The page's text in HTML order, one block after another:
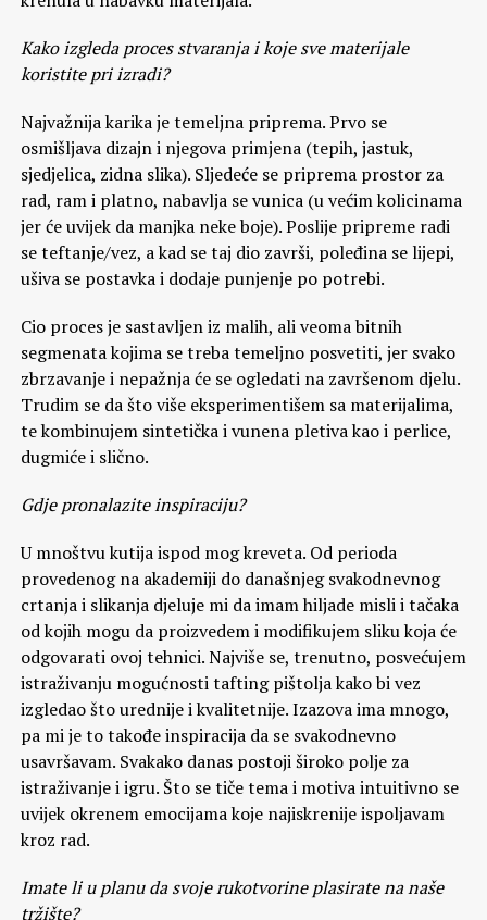
Kako izgleda proces stvaranja i koje sve materijale
koristite pri izradi?
Najvažnija karika je temeljna priprema. Prvo se
osmišljava dizajn i njegova primjena (tepih, jastuk,
sjedjelica, zidna slika). Sljedeće se priprema prostor za
rad, ram i platno, nabavlja se vunica (u većim kolicinama
jer će uvijek da manjka neke boje). Poslije pripreme radi
se teftanje/vez, a kad se taj dio završi, poleđina se lijepi,
ušiva se postavka i dodaje punjenje po potrebi.
Cio proces je sastavljen iz malih, ali veoma bitnih
segmenata kojima se treba temeljno posvetiti, jer svako
zbrzavanje i nepažnja će se ogledati na završenom djelu.
Trudim se da što više eksperimentišem sa materijalima,
te kombinujem sintetička i vunena pletiva kao i perlice,
dugmiće i slično.
Gdje pronalazite inspiraciju?
U mnoštvu kutija ispod mog kreveta. Od perioda
provedenog na akademiji do današnjeg svakodnevnog
crtanja i slikanja djeluje mi da imam hiljade misli i tačaka
od kojih mogu da proizvedem i modifikujem sliku koja će
odgovarati ovoj tehnici. Najviše se, trenutno, posvećujem
istraživanju mogućnosti tafting pištolja kako bi vez
izgledao što urednije i kvalitetnije. Izazova ima mnogo,
pa mi je to takođe inspiracija da se svakodnevno
usavršavam. Svakako danas postoji široko polje za
istraživanje i igru. Što se tiče tema i motiva intuitivno se
uvijek okrenem emocijama koje najiskrenije ispoljavam
kroz rad.
Imate li u planu da svoje rukotvorine plasirate na naše
tržište?